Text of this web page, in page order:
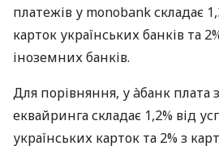
платежів у monobank складає
карток українських банків та
іноземних банків.
Для порівняння, у àбанк плата
еквайринга складає 1,2% від
українських карток та 2% з